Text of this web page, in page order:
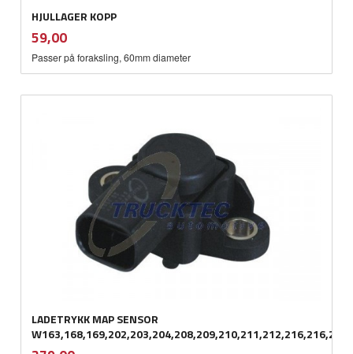
HJULLAGER KOPP
Pris
59,00mva.
Passer på foraksling, 60mm diameter
LADETRYKK MAP SENSOR